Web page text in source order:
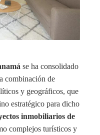
se ha consolidado
combinación de
y geográficos, que
estratégico para dicho
inmobiliarios de
complejos turísticos y